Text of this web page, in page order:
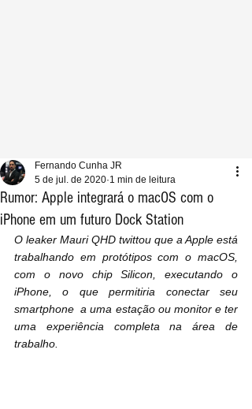
Rumor: Apple integrará o macOS com o
iPhone em um futuro Dock Station
Fernando Cunha JR
5 de jul. de 2020 1 min de leitura
O leaker Mauri QHD twittou que a Apple está
trabalhando em protótipos com o macOS,
com o novo chip Silicon, executando o
iPhone, o que permitiria conectar seu
smartphone  a uma estação ou monitor e ter
uma experiência completa na área de
trabalho.